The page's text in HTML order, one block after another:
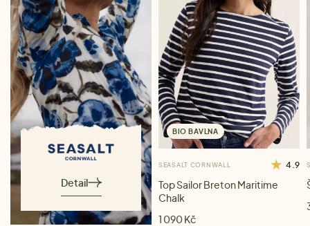
Detail
BIO BAVLNA
SEASALT CORNWALL 4.9
Top Sailor Breton Maritime
Chalk
1 090 Kč